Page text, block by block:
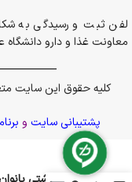
لفن ثبت و رسیدگی به
معاونت غذا و دارو دانشگاه علوم پزشکی
کلیه حقوق این سایت
پشتیبانی سایت و